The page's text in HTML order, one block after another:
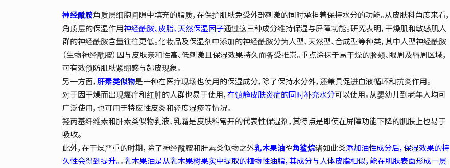
神经酰胺角质层细胞间隙中填充的脂质，在保护肌肤免受外部刺激的同时承担着保持水分的功能。从皮肤科角度来看，
角质层的保湿作用神经酰胺、皮脂、天然保湿因子通过这三种成分维持保湿与屏障功能。研究表明，干燥肌和敏感肌人
群的神经酰胺含量往往更低。化妆品及保湿剂中添加的神经酰胺分为人型、天然型、合成型等种类，其中人型神经酰胺
（生物神经酰胺）因与皮肤亲和性高、低刺激且保湿效果持久而备受推崇。重点涂抹于易干燥的脸颊、眼周及唇周区域，
可有效预防肌肤紧绷感与起皮现象。
另一方面， 肝素类似物是一种在医疗现场也使用的保湿成分，除了保持水分外，还兼具促进血液循环和抗炎作用。
对于因干燥而出现瘙痒和红肿的人群也易于使用，在镇静皮肤炎症的同时补充水分可以使用。从婴幼儿到老年人均可
广泛使用，也可用于特应性皮炎和轻度湿疹等情况。
羟丙基纤维素和肝素类似物乳液、乳霜是皮肤科常开的代表性保湿剂，其特点是即使在屏障功能下降的肌肤上也易于
吸收。
此外，在干燥严重的时期，除了神经酰胺和肝素类似物之外乳木果油や角鲨烷诸如此类添加油性成分后，保湿效果的持
久性会得到提升。。乳木果油是从乳木果树果实中提取的植物性油脂，其成分与人体皮脂相似，能在肌肤表面形成一层